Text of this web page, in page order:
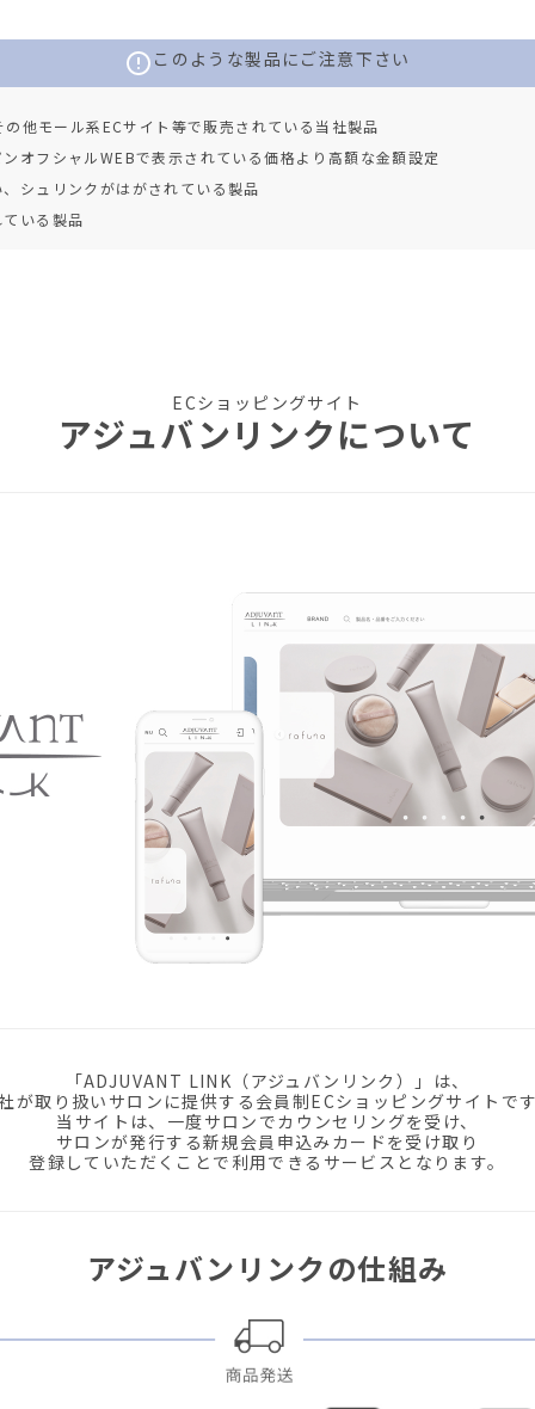
このような製品にご注意下さい
他モール系ECサイト等で販売されている当社製品
オフシャルWEBで表示されている価格より高額な金額設定
シュリンクがはがされている製品
いる製品
ECショッピングサイト
アジュバンリンクについて
「ADJUVANT LINK（アジュバンリンク）」は、
が取り扱いサロンに提供する会員制ECショッピングサイトで
当サイトは、一度サロンでカウンセリングを受け、
サロンが発行する新規会員申込みカードを受け取り
登録していただくことで利用できるサービスとなります。
アジュバンリンクの仕組み